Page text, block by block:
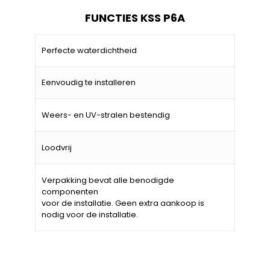
FUNCTIES KSS P6A
Perfecte waterdichtheid
Eenvoudig te installeren
Weers- en UV-stralen bestendig
Loodvrij
Verpakking bevat alle benodigde
componenten
voor de installatie. Geen extra aankoop is
nodig voor de installatie.